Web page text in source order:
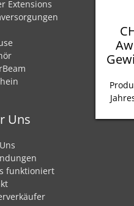
Extensions
Uns
funktioniert